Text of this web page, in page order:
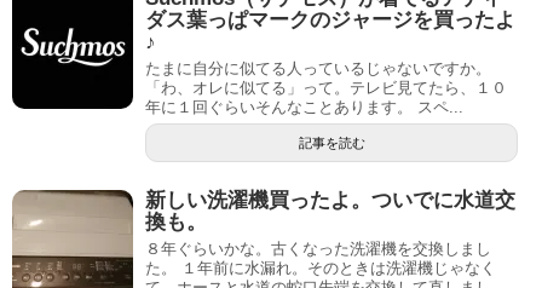
ダス葉っぱマークのジャージを買ったよ
♪
たまに自分に似てる人っているじゃないですか。
「わ、オレに似てる」って。テレビ見てたら、１０
年に１回ぐらいそんなことあります。 スペ...
記事を読む
新しい洗濯機買ったよ。ついでに水道交
換も。
８年ぐらいかな。古くなった洗濯機を交換しまし
た。 １年前に水漏れ。そのときは洗濯機じゃなく